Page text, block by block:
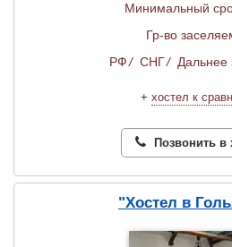
Минимальный
Гр-во
РФ/ СНГ/ Дальнее
+ хостел к
Позвонить в
"Хостел в